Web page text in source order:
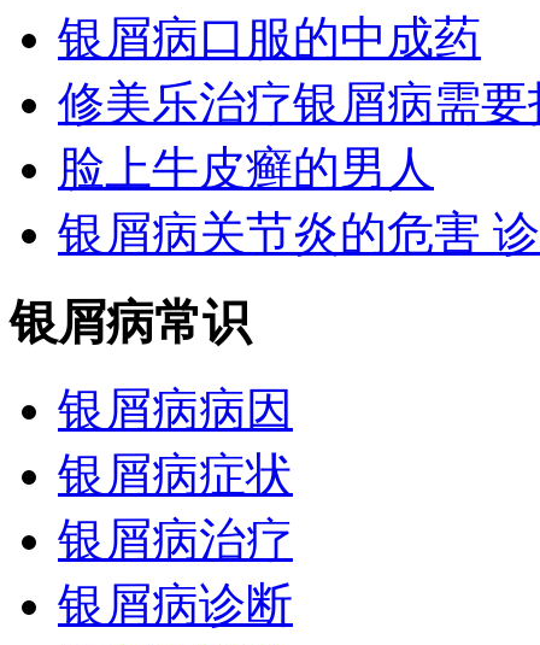
银屑病口服的中成药
修美乐治疗银屑病需
脸上牛皮癣的男人
银屑病关节炎的危害
银屑病常识
银屑病病因
银屑病症状
银屑病治疗
银屑病诊断